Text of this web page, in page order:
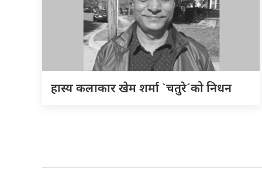
हास्य कलाकार खेम शर्मा `चतुरे´को निधन